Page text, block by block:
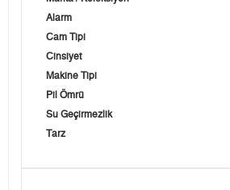
Alarm
Cam Tipi
Cinsiyet
Makine Tipi
Pil Ömrü
Su Geçirmezlik
Tarz